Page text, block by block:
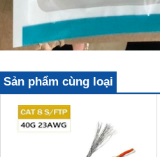
Sản phẩm cùng loại